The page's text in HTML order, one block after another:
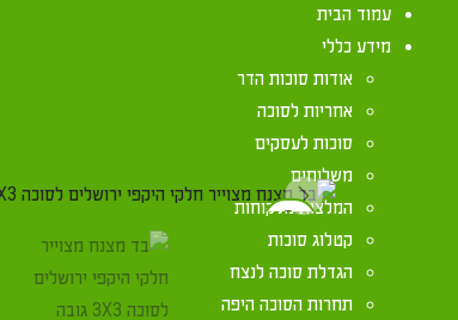
עמוד הבית
מידע כללי
אודות סוכות הדר
אחריות לסוכה
סוכות לעסקים
משלוחים
המלצות מלקוחות
קטלוג סוכות
הגדלת סוכה לנצח
תחרות הסוכה היפה
Previous